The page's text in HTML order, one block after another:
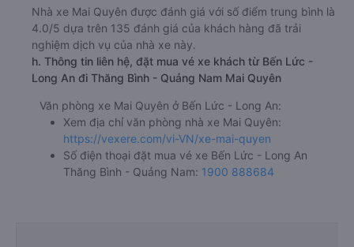
c. Lộ trình, giờ khởi hành và giờ kết thúc của xe khách Mai
Quyên
Giờ xuất phát ở Bến Lức - Long An: 20:30, 21:25,
21:30
Giờ đến nơi ở Thăng Bình - Quảng Nam: 12:48,
13:43, 13:48
Thời gian chạy từ Bến Lức - Long An đi Thăng Bình -
Quảng Nam của nhà xe Mai Quyênkhoảng: 16.3 giờ
d. Các điểm đón khách của nhà xe Mai Quyên